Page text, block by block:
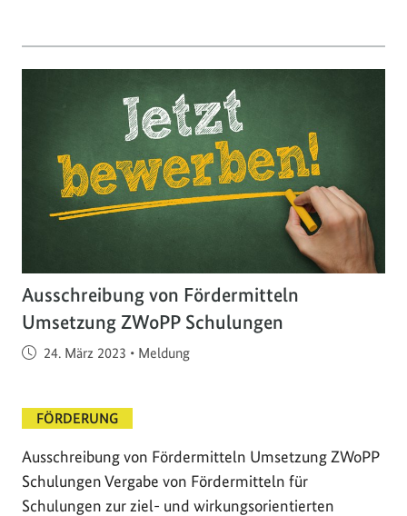
Ausschreibung von Fördermitteln
Umsetzung ZWoPP Schulungen
Veröffentlicht am
24. März 2023 • Meldung
FÖRDERUNG
Ausschreibung von Fördermitteln Umsetzung ZWoPP
Schulungen Vergabe von Fördermitteln für
Schulungen zur ziel- und wirkungsorientierten